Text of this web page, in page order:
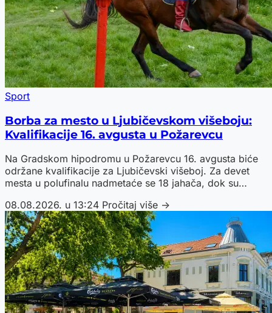
Sport
Borba za mesto u Ljubičevskom višeboju:
Kvalifikacije 16. avgusta u Požarevcu
Na Gradskom hipodromu u Požarevcu 16. avgusta biće
održane kvalifikacije za Ljubičevski višeboj. Za devet
mesta u polufinalu nadmetaće se 18 jahača, dok su
prolaz.
08.08.2026. u 13:24 Pročitaj više →